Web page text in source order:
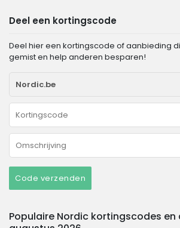
Deel een kortingscode
Deel hier een kortingscode of aanbieding
gemist en help anderen besparen!
Code verzenden
Populaire Nordic kortingscodes en